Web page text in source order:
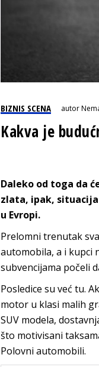
BIZNIS SCENA autor
Kakva je
Daleko od toga da
zlata, ipak,
u Evropi.
Prelomni trenutak
automobila, a i kupci
subvencijama počeli
Posledice su već tu.
motor u klasi malih
SUV modela,
što motivisani
Polovni automobili.